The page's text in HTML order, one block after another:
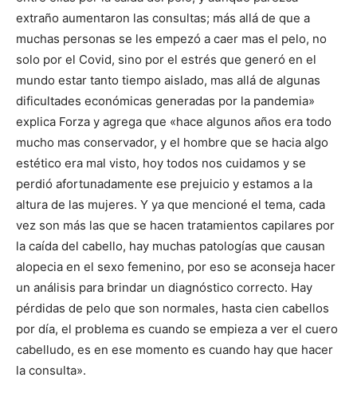
extraño aumentaron las consultas; más allá de que a
muchas personas se les empezó a caer mas el pelo, no
solo por el Covid, sino por el estrés que generó en el
mundo estar tanto tiempo aislado, mas allá de algunas
dificultades económicas generadas por la pandemia»
explica Forza y agrega que «hace algunos años era todo
mucho mas conservador, y el hombre que se hacia algo
estético era mal visto, hoy todos nos cuidamos y se
perdió afortunadamente ese prejuicio y estamos a la
altura de las mujeres. Y ya que mencioné el tema, cada
vez son más las que se hacen tratamientos capilares por
la caída del cabello, hay muchas patologías que causan
alopecia en el sexo femenino, por eso se aconseja hacer
un análisis para brindar un diagnóstico correcto. Hay
pérdidas de pelo que son normales, hasta cien cabellos
por día, el problema es cuando se empieza a ver el cuero
cabelludo, es en ese momento es cuando hay que hacer
la consulta».